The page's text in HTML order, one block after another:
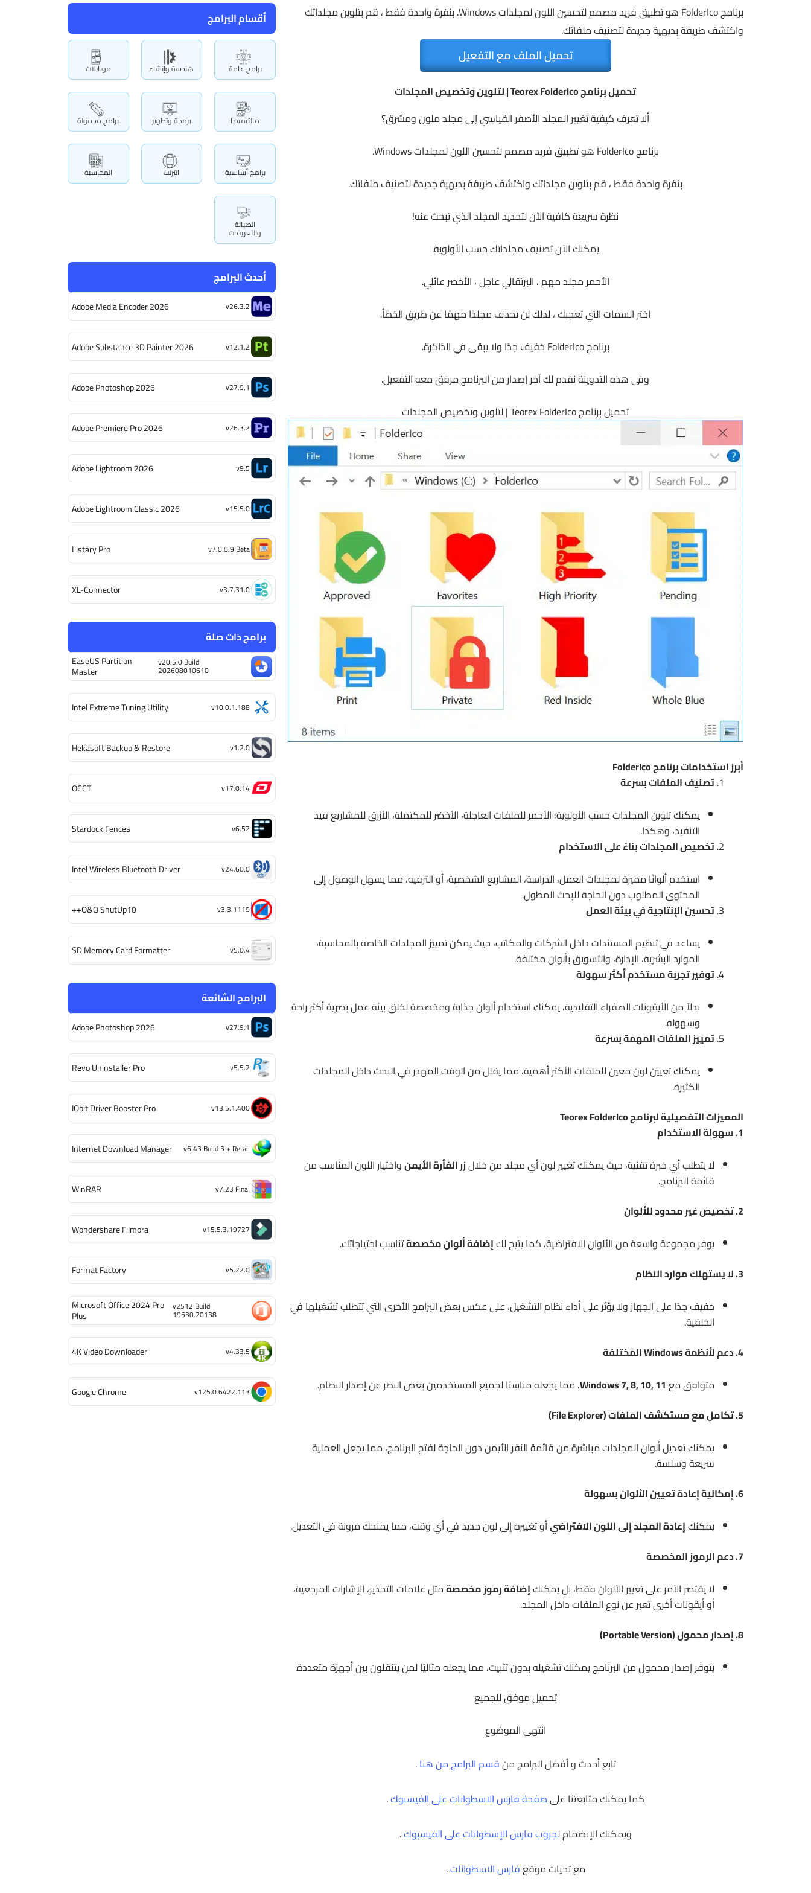
أقسام البرامج
برامج عامة هندسة وإنشاء موبايلات
مالتيميديا برمجة وتطوير برامج محمولة
برامج أساسية انترنت المحاسبة
الصيانة
والتعريفات
أحدث البرامج
Adobe Media Encoder 2026 v26.3.2
Adobe Substance 3D Painter 2026 v12.1.2
Adobe Photoshop 2026 v27.9.1
Adobe Premiere Pro 2026 v26.3.2
Adobe Lightroom 2026 v9.5
Adobe Lightroom Classic 2026 v15.5.0
Listary Pro v7.0.0.9 Beta
XL-Connector v3.7.31.0
برامج ذات صلة
EaseUS Partition
Master
v20.5.0 Build
202608010610
Intel Extreme Tuning Utility v10.0.1.188
Hekasoft Backup & Restore v1.2.0
OCCT v17.0.14
Stardock Fences v6.52
Intel Wireless Bluetooth Driver v24.60.0
O&O ShutUp10++ v3.3.1119
SD Memory Card Formatter v5.0.4
البرامج الشائعة
Adobe Photoshop 2026 v27.9.1
Revo Uninstaller Pro v5.5.2
IObit Driver Booster Pro v13.5.1.400
Internet Download Manager v6.43 Build 3 + Retail
WinRAR v7.23 Final
Wondershare Filmora v15.5.3.19727
Format Factory v5.22.0
Microsoft Office 2024 Pro
Plus
v2512 Build
19530.20138
4K Video Downloader v4.33.5
Google Chrome v125.0.6422.113
برنامج FolderIco هو تطبيق فريد مصمم لتحسين اللون لمجلدات Windows. بنقرة واحدة فقط ، قم بتلوين مجلداتك
واكتشف طريقة بديهية جديدة لتصنيف ملفاتك.
تحميل الملف مع التفعيل
تحميل برنامج Teorex FolderIco | لتلوين وتخصيص المجلدات
ألا تعرف كيفية تغيير المجلد الأصفر القياسي إلى مجلد ملون ومشرق؟
برنامج FolderIco هو تطبيق فريد مصمم لتحسين اللون لمجلدات Windows.
بنقرة واحدة فقط ، قم بتلوين مجلداتك واكتشف طريقة بديهية جديدة لتصنيف ملفاتك.
نظرة سريعة كافية الآن لتحديد المجلد الذي تبحث عنه!
يمكنك الآن تصنيف مجلداتك حسب الأولوية.
الأحمر مجلد مهم ، البرتقالي عاجل ، الأخضر عائلي.
اختر السمات التي تعجبك ، لذلك لن تحذف مجلدًا مهمًا عن طريق الخطأ.
برنامج FolderIco خفيف جدًا ولا يبقى في الذاكرة.
وفى هذه التدوينة نقدم لك آخر إصدار من البرنامج مرفق معه التفعيل.
تحميل برنامج Teorex FolderIco | لتلوين وتخصيص المجلدات
أبرز استخدامات برنامج FolderIco
تصنيف الملفات بسرعة
يمكنك تلوين المجلدات حسب الأولوية: الأحمر للملفات العاجلة، الأخضر للمكتملة، الأزرق للمشاريع قيد
التنفيذ، وهكذا.
تخصيص المجلدات بناءً على الاستخدام
استخدم ألوانًا مميزة لمجلدات العمل، الدراسة، المشاريع الشخصية، أو الترفيه، مما يسهل الوصول إلى
المحتوى المطلوب دون الحاجة للبحث المطول.
تحسين الإنتاجية في بيئة العمل
يساعد في تنظيم المستندات داخل الشركات والمكاتب، حيث يمكن تمييز المجلدات الخاصة بالمحاسبة،
الموارد البشرية، الإدارة، والتسويق بألوان مختلفة.
توفير تجربة مستخدم أكثر سهولة
بدلاً من الأيقونات الصفراء التقليدية، يمكنك استخدام ألوان جذابة ومخصصة لخلق بيئة عمل بصرية أكثر راحة
وسهولة.
تمييز الملفات المهمة بسرعة
يمكنك تعيين لون معين للملفات الأكثر أهمية، مما يقلل من الوقت المهدر في البحث داخل المجلدات
الكثيرة.
المميزات التفصيلية لبرنامج Teorex FolderIco
1. سهولة الاستخدام
لا يتطلب أي خبرة تقنية، حيث يمكنك تغيير لون أي مجلد من خلالزر الفأرة الأيمنواختيار اللون المناسب من
قائمة البرنامج.
2. تخصيص غير محدود للألوان
يوفر مجموعة واسعة من الألوان الافتراضية، كما يتيح لكإضافة ألوان مخصصةتناسب احتياجاتك.
3. لا يستهلك موارد النظام
خفيف جدًا على الجهاز ولا يؤثر على أداء نظام التشغيل، على عكس بعض البرامج الأخرى التي تتطلب تشغيلها في
الخلفية.
4. دعم لأنظمة Windows المختلفة
متوافق مع Windows 7, 8, 10, 11، مما يجعله مناسبًا لجميع المستخدمين بغض النظر عن إصدار النظام.
5. تكامل مع مستكشف الملفات (File Explorer)
يمكنك تعديل ألوان المجلدات مباشرة من قائمة النقر الأيمن دون الحاجة لفتح البرنامج، مما يجعل العملية
سريعة وسلسة.
6. إمكانية إعادة تعيين الألوان بسهولة
يمكنكإعادة المجلد إلى اللون الافتراضيأو تغييره إلى لون جديد في أي وقت، مما يمنحك مرونة في التعديل.
7. دعم الرموز المخصصة
لا يقتصر الأمر على تغيير الألوان فقط، بل يمكنكإضافة رموز مخصصةمثل علامات التحذير، الإشارات المرجعية،
أو أيقونات أخرى تعبر عن نوع الملفات داخل المجلد.
8. إصدار محمول (Portable Version)
يتوفر إصدار محمول من البرنامج يمكنك تشغيله بدون تثبيت، مما يجعله مثاليًا لمن يتنقلون بين أجهزة متعددة.
تحميل موفق للجميع
انتهى الموضوع
تابع أحدث و أفضل البرامج منقسم البرامج من هنا.
كما يمكنك متابعتنا علىصفحة فارس الاسطوانات على الفيسبوك.
ويمكنك الإنضمام لجروب فارس الإسطوانات على الفيسبوك.
مع تحيات موقعفارس الاسطوانات.